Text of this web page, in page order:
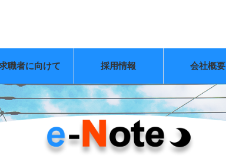
職者に向けて 採用情報 会社概要